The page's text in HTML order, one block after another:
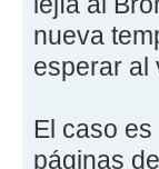
nueva
esperar al
El caso
páginas